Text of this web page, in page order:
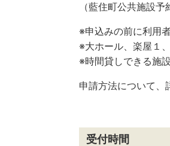
（藍住町公共施設
※申込みの前に利用
※大ホール、楽屋１
※時間貸しできる施
申請方法について、
受付時間